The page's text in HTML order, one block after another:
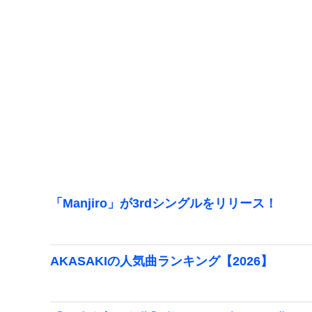
「Manjiro」が3rdシングルをリリース！
AKASAKIの人気曲ランキング【2026】